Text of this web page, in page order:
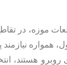
موزه، در
همواره
روبرو هستند،